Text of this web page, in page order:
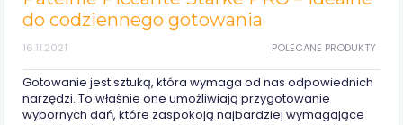
do codziennego gotowania
POLECANE PRODUKTY
16.11.2021
Gotowanie jest sztuką, która wymaga od nas odpowiednich
narzędzi. To właśnie one umożliwiają przygotowanie
wybornych dań, które zaspokoją najbardziej wymagające